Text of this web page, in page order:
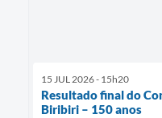
15 JUL 2026 - 15h20
Resultado final do
Biribiri – 150 anos